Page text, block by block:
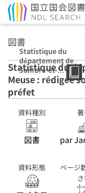
図書
Statistique du
département de
Sambre-et-
Meuse : rédigée
sous les yeux du
cit. Pérès, préfet
Statistique du
Meuse : rédigée
préfet
資料種別
図書 par
資料形態
ページ